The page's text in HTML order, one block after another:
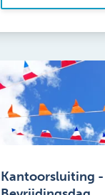
Kantoorsluiting -